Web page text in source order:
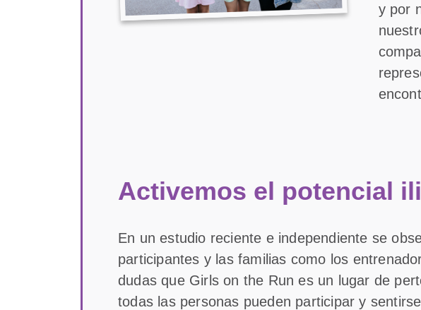
y por
Activemos el potencial
En un estudio reciente e independiente se
participantes y las familias como los
dudas que Girls on the Run es un lugar de
todas las personas pueden participar y